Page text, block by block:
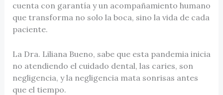
cuenta con garantía y un acompañamiento humano
que transforma no solo la boca, sino la vida de cada
paciente.
La Dra. Liliana Bueno, sabe que esta pandemia inicia
no atendiendo el cuidado dental, las caries, son
negligencia, y la negligencia mata sonrisas antes
que el tiempo.